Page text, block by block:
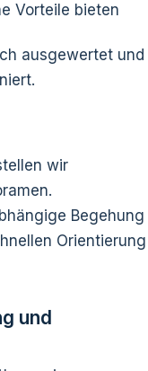
Vorteile bieten
ausgewertet und
wir
Begehung
Orientierung
und